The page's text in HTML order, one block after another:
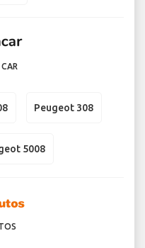
Peugeot 308
5008